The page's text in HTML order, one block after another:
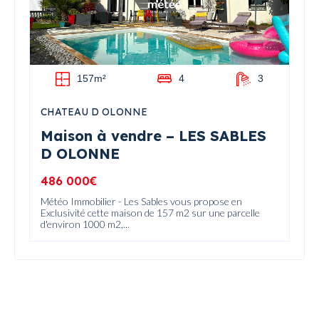
157m² 4 3
Maison à vendre – LES SABLES
D OLONNE
CHATEAU D OLONNE
486 000€
Météo Immobilier - Les Sables vous propose en
Exclusivité cette maison de 157 m2 sur une parcelle
d'environ 1000 m2,...